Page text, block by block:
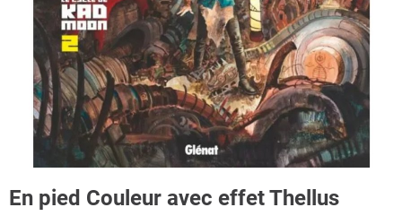
En pied Couleur avec effet Thellus